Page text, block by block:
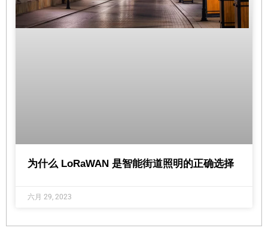
为什么 LoRaWAN 是智能街道照明的正确选择
六月 29, 2023